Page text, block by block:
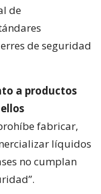
de
de seguridad
a productos
fabricar,
líquidos
no cumplan